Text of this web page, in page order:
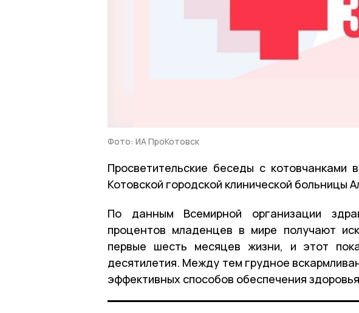
Фото: ИА ПроКотовск
Просветительские беседы с котовчанками
Котовской городской клинической больницы
По данным Всемирной организации
процентов младенцев в мире получают
первые шесть месяцев жизни, и этот
десятилетия. Между тем грудное
эффективных способов обеспечения